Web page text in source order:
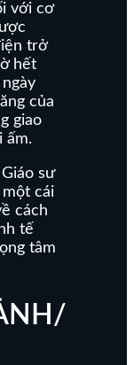
với cơ
trở
hết
của
giao
ấm.
sư
cái
cách
tế
tâm